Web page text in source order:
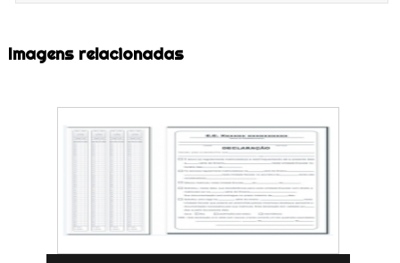
Imagens relacionadas